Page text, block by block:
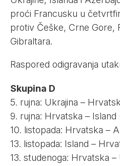
proći Francusku u
protiv Češke, Crne Gore,
Gibraltara.
Raspored odigravanja
Skupina D
5. rujna: Ukrajina –
9. rujna: Hrvatska – Island
10. listopada: Hrvatska –
13. listopada: Island –
13. studenoga: Hrvatska –